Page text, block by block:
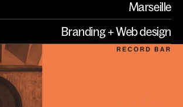
Marseille
Branding + Web design